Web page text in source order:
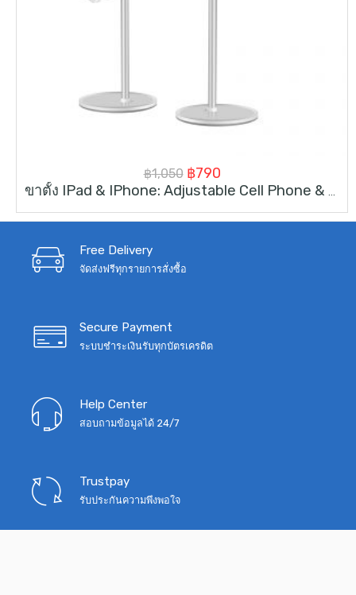
฿1,050 Original
price
was:
฿790Current
price
is:
ขาตั้ง IPad & IPhone: Adjustable Cell Phone & Tablet Stand
Free Delivery
จัดส่งฟรีทุกรายการสั่งซื้อ
Secure Payment
ระบบชำระเงินรับทุกบัตรเครดิต
Help Center
สอบถามข้อมูลได้ 24/7
Trustpay
รับประกันความพึงพอใจ